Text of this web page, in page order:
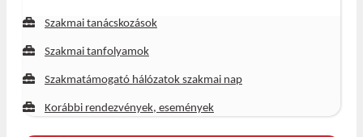
Szakmai tanácskozások
Szakmai tanfolyamok
Szakmatámogató hálózatok szakmai nap
Korábbi rendezvények, események